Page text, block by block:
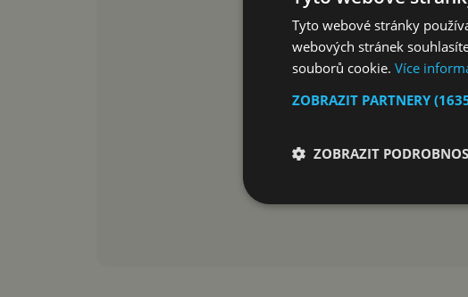
Tyto webové stránky
webových stránek
souborů cookie. Více
ZOBRAZIT PARTNERY
ZOBRAZIT